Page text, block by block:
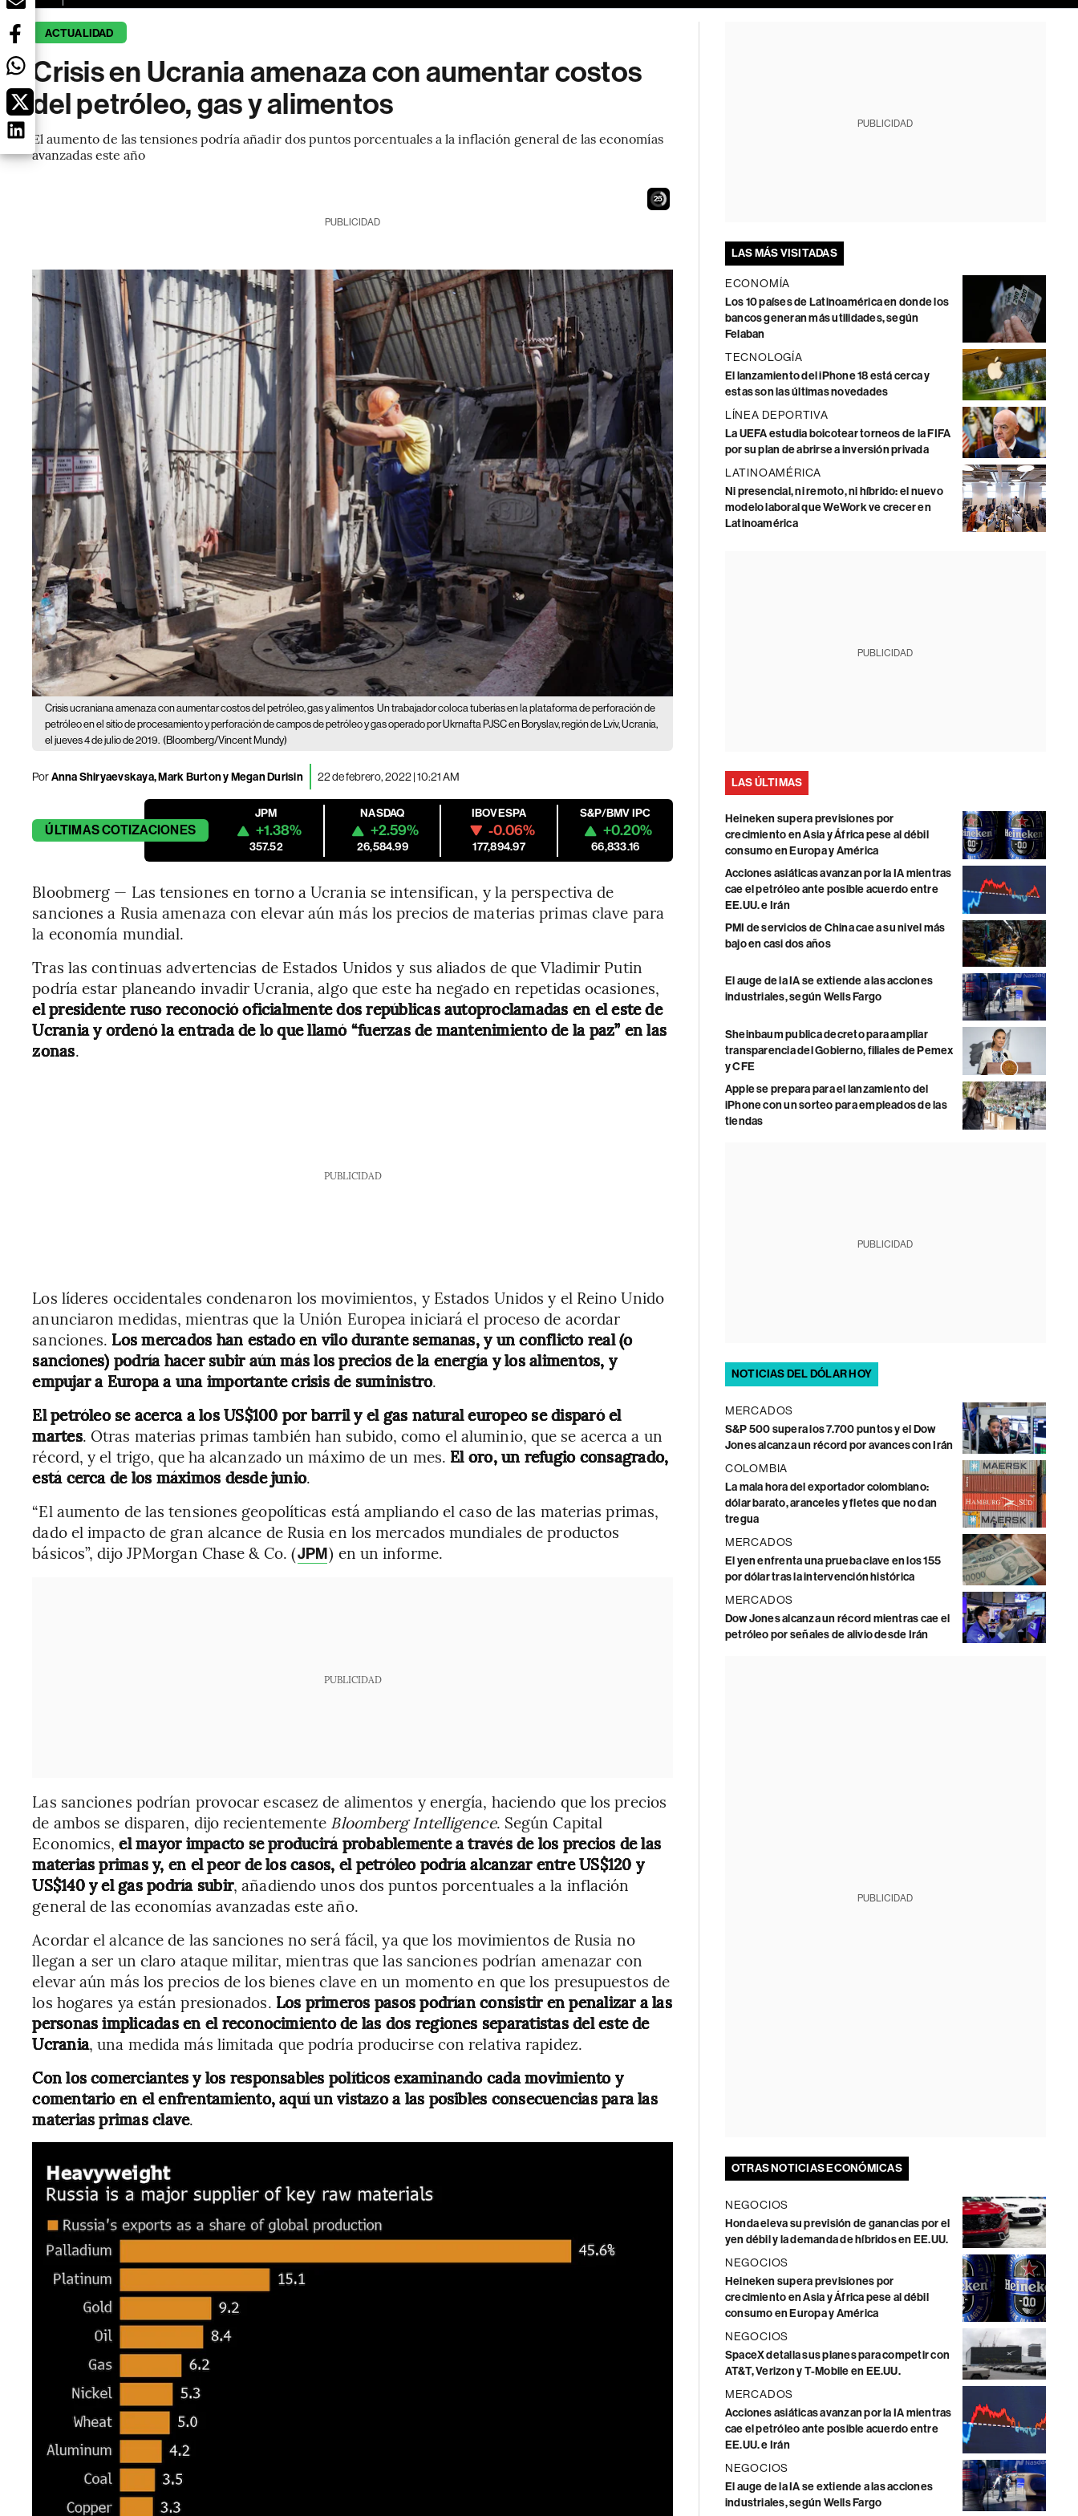
ACTUALIDAD
Crisis en Ucrania amenaza con aumentar costos
del petróleo, gas y alimentos
El aumento de las tensiones podría añadir dos puntos porcentuales a la inflación general de las economías
avanzadas este año
24
PUBLICIDAD
Crisis ucraniana amenaza con aumentar costos del petróleo, gas y alimentos Un trabajador coloca tuberías en la plataforma de perforación de
petróleo en el sitio de procesamiento y perforación de campos de petróleo y gas operado por Ukrnafta PJSC en Boryslav, región de Lviv, Ucrania,
el jueves 4 de julio de 2019. (Bloomberg/Vincent Mundy)
PorAnna Shiryaevskaya, Mark Burton y Megan Durisin 22 de febrero, 2022 | 10:21 AM
ÚLTIMASCOTIZACIONES
JPM
+1.38%
357.52
NASDAQ
+2.59%
26,584.99
IBOVESPA
-0.06%
177,894.97
S&P/BMV IPC
+0.20%
66,833.16
Bloobmerg — Las tensiones en torno a Ucrania se intensifican, y la perspectiva de
sanciones a Rusia amenaza con elevar aún más los precios de materias primas clave para
la economía mundial.
Tras las continuas advertencias de Estados Unidos y sus aliados de que Vladimir Putin
podría estar planeando invadir Ucrania, algo que este ha negado en repetidas ocasiones,
el presidente ruso reconoció oficialmente dos repúblicas autoproclamadas en el este de
Ucrania y ordenó la entrada de lo que llamó “fuerzas de mantenimiento de la paz” en las
zonas.
PUBLICIDAD
Los líderes occidentales condenaron los movimientos, y Estados Unidos y el Reino Unido
anunciaron medidas, mientras que la Unión Europea iniciará el proceso de acordar
sanciones. Los mercados han estado en vilo durante semanas, y un conflicto real (o
sanciones) podría hacer subir aún más los precios de la energía y los alimentos, y
empujar a Europa a una importante crisis de suministro.
El petróleo se acerca a los US$100 por barril y el gas natural europeo se disparó el
martes. Otras materias primas también han subido, como el aluminio, que se acerca a un
récord, y el trigo, que ha alcanzado un máximo de un mes. El oro, un refugio consagrado,
está cerca de los máximos desde junio.
“El aumento de las tensiones geopolíticas está ampliando el caso de las materias primas,
dado el impacto de gran alcance de Rusia en los mercados mundiales de productos
básicos”, dijo JPMorgan Chase & Co. (JPM) en un informe.
PUBLICIDAD
Las sanciones podrían provocar escasez de alimentos y energía, haciendo que los precios
de ambos se disparen, dijo recientemente Bloomberg Intelligence. Según Capital
Economics,el mayor impacto se producirá probablemente a través de los precios de las
materias primas y, en el peor de los casos, el petróleo podría alcanzar entre US$120 y
US$140 y el gas podría subir, añadiendo unos dos puntos porcentuales a la inflación
general de las economías avanzadas este año.
Acordar el alcance de las sanciones no será fácil, ya que los movimientos de Rusia no
llegan a ser un claro ataque militar, mientras que las sanciones podrían amenazar con
elevar aún más los precios de los bienes clave en un momento en que los presupuestos de
los hogares ya están presionados. Los primeros pasos podrían consistir en penalizar a las
personas implicadas en el reconocimiento de las dos regiones separatistas del este de
Ucrania, una medida más limitada que podría producirse con relativa rapidez.
Con los comerciantes y los responsables políticos examinando cada movimiento y
comentario en el enfrentamiento, aquí un vistazo a las posibles consecuencias para las
materias primas clave.
PUBLICIDAD
LAS MÁS VISITADAS
ECONOMÍA
Los 10 países de Latinoamérica en donde los
bancos generan más utilidades, según
Felaban
TECNOLOGÍA
El lanzamiento del iPhone 18 está cerca y
estas son las últimas novedades
LÍNEA DEPORTIVA
La UEFA estudia boicotear torneos de la FIFA
por su plan de abrirse a inversión privada
LATINOAMÉRICA
Ni presencial, ni remoto, ni híbrido: el nuevo
modelo laboral que WeWork ve crecer en
Latinoamérica
PUBLICIDAD
LAS ÚLTIMAS
Heineken supera previsiones por
crecimiento en Asia y África pese al débil
consumo en Europa y América
Acciones asiáticas avanzan por la IA mientras
cae el petróleo ante posible acuerdo entre
EE.UU. e Irán
PMI de servicios de China cae a su nivel más
bajo en casi dos años
El auge de la IA se extiende a las acciones
industriales, según Wells Fargo
Sheinbaum publica decreto para ampliar
transparencia del Gobierno, filiales de Pemex
y CFE
Apple se prepara para el lanzamiento del
iPhone con un sorteo para empleados de las
tiendas
PUBLICIDAD
NOTICIAS DEL DÓLAR HOY
MERCADOS
S&P 500 supera los 7.700 puntos y el Dow
Jones alcanza un récord por avances con Irán
COLOMBIA
La mala hora del exportador colombiano:
dólar barato, aranceles y fletes que no dan
tregua
MERCADOS
El yen enfrenta una prueba clave en los 155
por dólar tras la intervención histórica
MERCADOS
Dow Jones alcanza un récord mientras cae el
petróleo por señales de alivio desde Irán
PUBLICIDAD
OTRAS NOTICIAS ECONÓMICAS
NEGOCIOS
Honda eleva su previsión de ganancias por el
yen débil y la demanda de híbridos en EE.UU.
NEGOCIOS
Heineken supera previsiones por
crecimiento en Asia y África pese al débil
consumo en Europa y América
NEGOCIOS
SpaceX detalla sus planes para competir con
AT&T, Verizon y T-Mobile en EE.UU.
MERCADOS
Acciones asiáticas avanzan por la IA mientras
cae el petróleo ante posible acuerdo entre
EE.UU. e Irán
NEGOCIOS
El auge de la IA se extiende a las acciones
industriales, según Wells Fargo